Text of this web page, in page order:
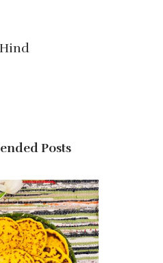
Hind
Posts